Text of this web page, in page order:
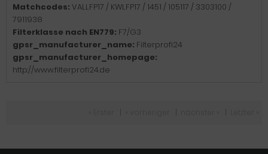
Matchcodes: VALLFP17 / KWLFP17 / 1451 / 105117 / 3303100 /
7911938
Filterklasse nach EN779: F7/G3
gpsr_manufacturer_name: Filterprofi24
gpsr_manufacturer_homepage:
http://www.filterprofi24.de